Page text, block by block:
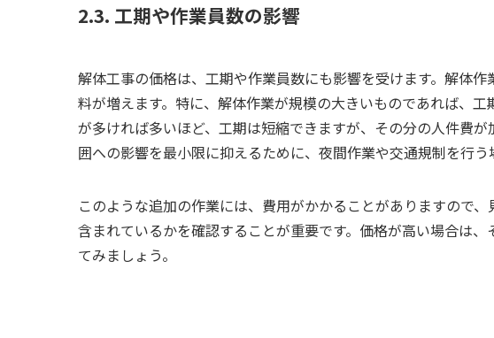
2.3. 工期や作業員数の影響
解体工事の価格は、工期や作業員数にも影響を受けます。解体
料が増えます。特に、解体作業が規模の大きいものであれば、
が多ければ多いほど、工期は短縮できますが、その分の人件費
囲への影響を最小限に抑えるために、夜間作業や交通規制を行う
このような追加の作業には、費用がかかることがありますので
含まれているかを確認することが重要です。価格が高い場合は
てみましょう。